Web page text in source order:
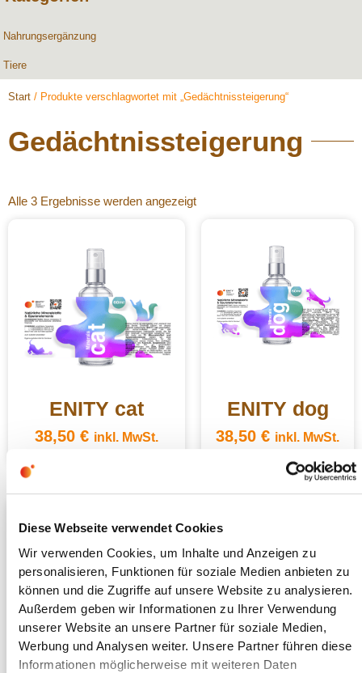
Diese Webseite verwendet Cookies
Wir verwenden Cookies, um Inhalte und Anzeigen zu
personalisieren, Funktionen für soziale Medien anbieten zu
können und die Zugriffe auf unsere Website zu analysieren.
Außerdem geben wir Informationen zu Ihrer Verwendung
unserer Website an unsere Partner für soziale Medien,
Werbung und Analysen weiter. Unsere Partner führen diese
Informationen möglicherweise mit weiteren Daten
Nahrungsergänzung
Tiere
Start / Produkte verschlagwortet mit „Gedächtnissteigerung“
Gedächtnissteigerung
Alle 3 Ergebnisse werden angezeigt
ENITY cat
38,50 € inkl. MwSt.
ENITY dog
38,50 € inkl. MwSt.